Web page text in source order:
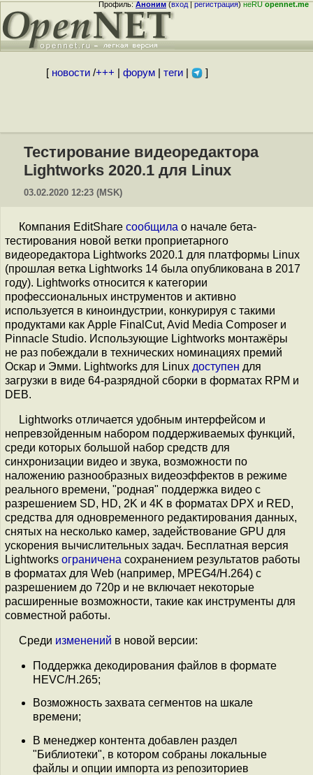
Профиль:Аноним(вход|регистрация)неRUopennet.me
[ новости/+++ форум| теги| ]
Тестирование видеоредактора
Lightworks 2020.1 для Linux
03.02.2020 12:23 (MSK)
Компания EditShare сообщила о начале бета-
тестирования новой ветки проприетарного
видеоредактора Lightworks 2020.1 для платформы Linux
(прошлая ветка Lightworks 14 была опубликована в 2017
году). Lightworks относится к категории
профессиональных инструментов и активно
используется в киноиндустрии, конкурируя с такими
продуктами как Apple FinalCut, Avid Media Composer и
Pinnacle Studio. Использующие Lightworks монтажёры
не раз побеждали в технических номинациях премий
Оскар и Эмми. Lightworks для Linux доступен для
загрузки в виде 64-разрядной сборки в форматах RPM и
DEB.
Lightworks отличается удобным интерфейсом и
непревзойденным набором поддерживаемых функций,
среди которых большой набор средств для
синхронизации видео и звука, возможности по
наложению разнообразных видеоэффектов в режиме
реального времени, "родная" поддержка видео с
разрешением SD, HD, 2K и 4K в форматах DPX и RED,
средства для одновременного редактирования данных,
снятых на несколько камер, задействование GPU для
ускорения вычислительных задач. Бесплатная версия
Lightworks ограничена сохранением результатов работы
в форматах для Web (например, MPEG4/H.264) с
разрешением до 720p и не включает некоторые
расширенные возможности, такие как инструменты для
совместной работы.
Среди изменений в новой версии:
Поддержка декодирования файлов в формате
HEVC/H.265;
Возможность захвата сегментов на шкале
времени;
В менеджер контента добавлен раздел
"Библиотеки", в котором собраны локальные
файлы и опции импорта из репозиториев